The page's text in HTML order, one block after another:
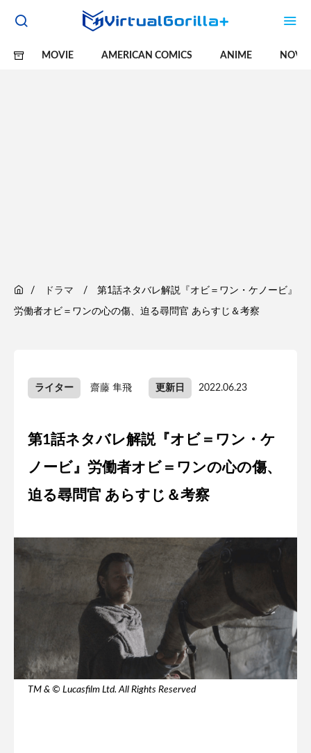
MOVIE AMERICAN COMICS ANIME
ドラマ 第1話ネタバレ解説『オビ＝ワン・ケノービ』
労働者オビ＝ワンの心の傷、迫る尋問官 あらすじ＆考察
ライター 齋藤 隼飛 更新日 2022.06.23
第1話ネタバレ解説『オビ＝ワン・ケ
ノービ』労働者オビ＝ワンの心の傷、
迫る尋問官 あらすじ＆考察
TM & © Lucasfilm Ltd. All Rights Reserved